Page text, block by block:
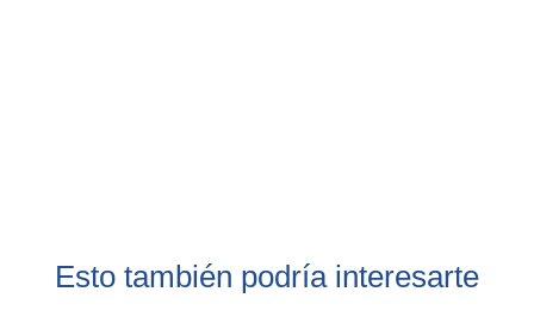
Esto también podría interesarte